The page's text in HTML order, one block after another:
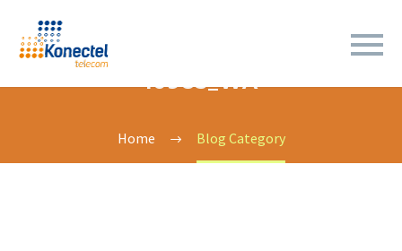
10985_WA
Home Blog Category